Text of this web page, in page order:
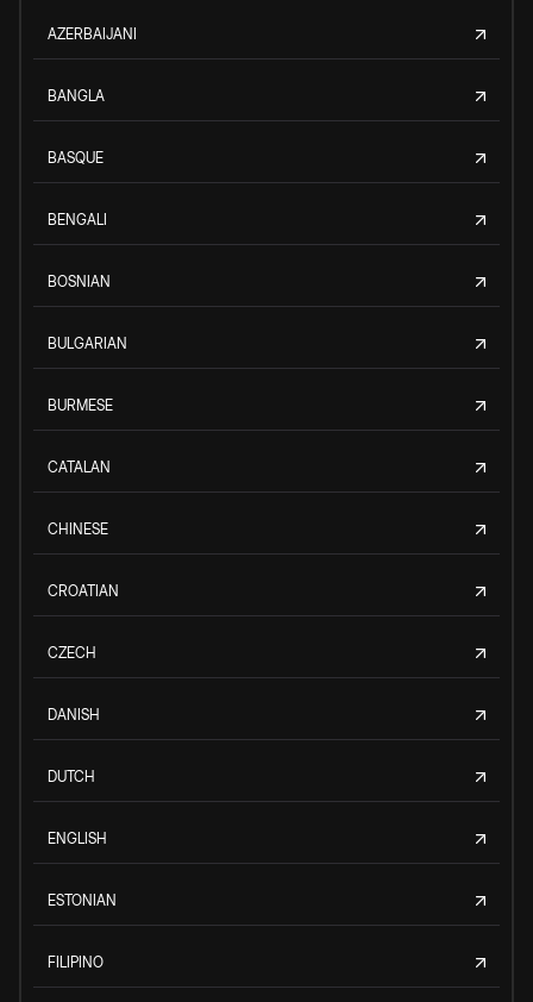
AZERBAIJANI
BANGLA
BASQUE
BENGALI
BOSNIAN
BULGARIAN
BURMESE
CATALAN
CHINESE
CROATIAN
CZECH
DANISH
DUTCH
ENGLISH
ESTONIAN
FILIPINO